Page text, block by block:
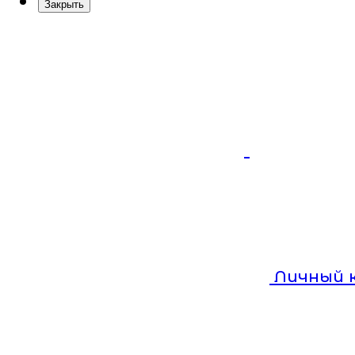
Закрыть
Личный